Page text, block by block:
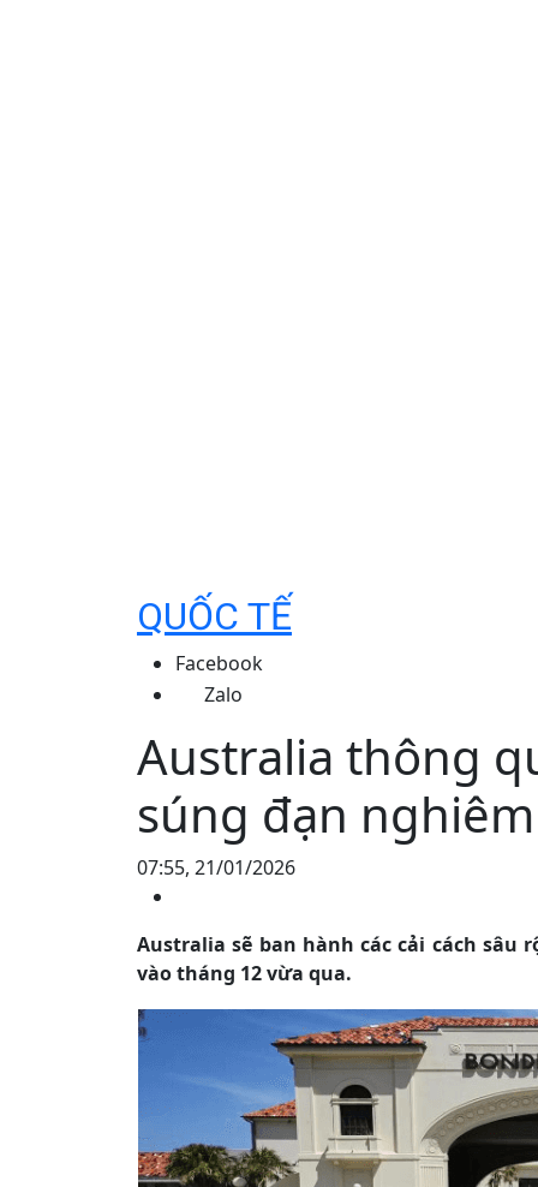
QUỐC TẾ
Facebook
Zalo
Australia thông
súng đạn
07:55, 21/01/2026
Australia sẽ ban hành các cải cách sâu
vào tháng 12 vừa qua.